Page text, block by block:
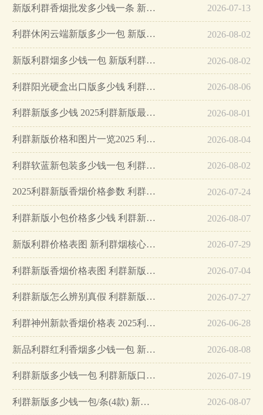
新版利群香烟批发多少钱一条 新版利群香烟种类及价格… 2026-07-13
利群休闲云端新版多少一包 新版休闲云端利群价格多少… 2026-08-02
新版利群烟多少钱一包 新版利群价格表图片2025… 2026-08-02
利群阳光硬盒出口版多少钱 利群阳光硬盒出口版好抽吗… 2026-08-06
利群新版多少钱 2025利群新版最新价格… 2026-08-01
利群新版价格和图片一览2025 利群新版多少钱一包… 2026-08-04
利群软蓝新包装多少钱一包 利群软蓝新版价格… 2026-08-02
2025利群新版香烟价格参数 利群新版香烟多少钱一包… 2026-07-24
利群新版小包价格多少钱 利群新版价格表查询一览… 2026-08-07
新版利群价格表图 新利群烟核心参数介绍… 2026-07-29
利群新版香烟价格表图 利群新版香烟口感怎么样… 2026-07-04
利群新版怎么辨别真假 利群新版香烟多少钱一包… 2026-07-27
利群神州新款香烟价格表 2025利群神州新版多少钱… 2026-06-28
新品利群红利香烟多少钱一包 新品利群红利香烟价格表… 2026-08-08
利群新版多少钱一包 利群新版口感及价格介绍… 2026-07-19
利群新版多少钱一包/条(4款) 新版利群香烟图片价格14-31元… 2026-08-07